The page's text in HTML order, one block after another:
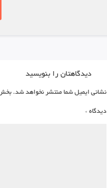
دیدگاهتان را بنویسید
نشانی ایمیل شما منتشر نخواهد شد.
دیدگاه *